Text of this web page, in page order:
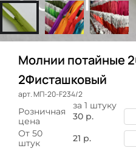
Молнии потайные
2Фисташковый
арт. МП-20-F234/2
за 1 штуку
Розничная
цена
30 р.
От 50
штук
21 р.